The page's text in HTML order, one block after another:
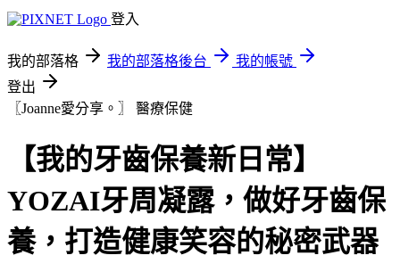
登入
我的部落格 我的部落格後台
我的帳號
登出
〖Joanne愛分享。〗 醫療保健
【我的牙齒保養新日常】
YOZAI牙周凝露，做好牙齒保
養，打造健康笑容的秘密武器